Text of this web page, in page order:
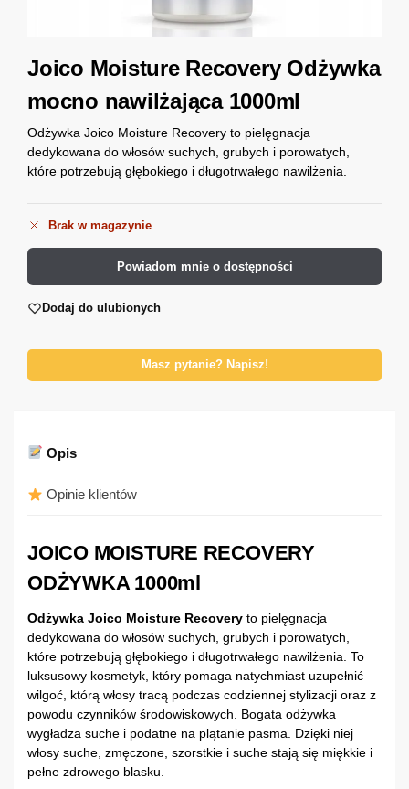
Joico Moisture Recovery Odżywka
mocno nawilżająca 1000ml
Odżywka Joico Moisture Recovery to pielęgnacja
dedykowana do włosów suchych, grubych i porowatych,
które potrzebują głębokiego i długotrwałego nawilżenia.
Brak w magazynie
Powiadom mnie o dostępności
Dodaj do ulubionych
Masz pytanie? Napisz!
Opis
Opinie klientów
JOICO MOISTURE RECOVERY
ODŻYWKA 1000ml
Odżywka Joico Moisture Recovery to pielęgnacja
dedykowana do włosów suchych, grubych i porowatych,
które potrzebują głębokiego i długotrwałego nawilżenia. To
luksusowy kosmetyk, który pomaga natychmiast uzupełnić
wilgoć, którą włosy tracą podczas codziennej stylizacji oraz z
powodu czynników środowiskowych. Bogata odżywka
wygładza suche i podatne na plątanie pasma. Dzięki niej
włosy suche, zmęczone, szorstkie i suche stają się miękkie i
pełne zdrowego blasku.